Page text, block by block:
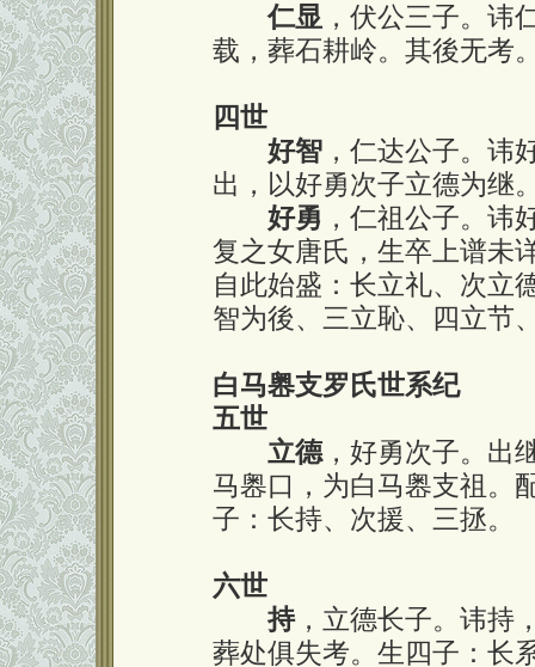
仁显 ，伏公三子。讳
载，葬石耕岭。其後无考
四世
好智 ，仁达公子。讳
出，以好勇次子立德为继
好勇 ，仁祖公子。讳
复之女唐氏，生卒上谱未
自此始盛：长立礼、次立
智为後、三立恥、四立节
白马嶴支罗氏世系纪
五世
立德，好勇次子。出
马嶴口，为白马嶴支祖。
子：长持、次援、三拯。
六世
持，立德长子。讳持
葬处俱失考。生四子：长